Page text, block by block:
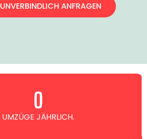
ANFRAGEN
UMZÜGE JÄHRLICH.
0